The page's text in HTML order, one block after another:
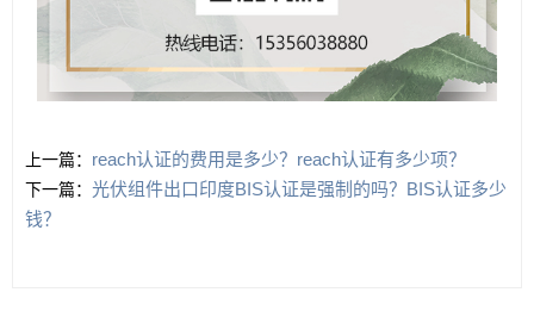
上一篇： reach认证的费用是多少？reach认证有多少项？
下一篇： 光伏组件出口印度BIS认证是强制的吗？BIS认证多少
钱？